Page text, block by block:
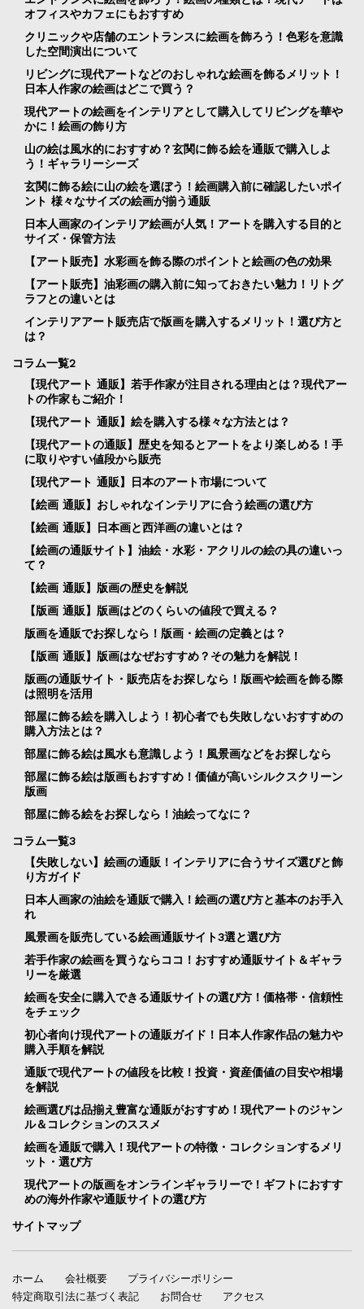
オフィスやカフェにもおすすめ
クリニックや店舗のエントランスに絵画を飾ろう！色彩を意識
した空間演出について
リビングに現代アートなどのおしゃれな絵画を飾るメリット！
日本人作家の絵画はどこで買う？
現代アートの絵画をインテリアとして購入してリビングを華や
かに！絵画の飾り方
山の絵は風水的におすすめ？玄関に飾る絵を通販で購入しよ
う！ギャラリーシーズ
玄関に飾る絵に山の絵を選ぼう！絵画購入前に確認したいポイ
ント 様々なサイズの絵画が揃う通販
日本人画家のインテリア絵画が人気！アートを購入する目的と
サイズ・保管方法
【アート販売】水彩画を飾る際のポイントと絵画の色の効果
【アート販売】油彩画の購入前に知っておきたい魅力！リトグ
ラフとの違いとは
インテリアアート販売店で版画を購入するメリット！選び方と
は？
コラム一覧2
【現代アート 通販】若手作家が注目される理由とは？現代アー
トの作家もご紹介！
【現代アート 通販】絵を購入する様々な方法とは？
【現代アートの通販】歴史を知るとアートをより楽しめる！手
に取りやすい値段から販売
【現代アート 通販】日本のアート市場について
【絵画 通販】おしゃれなインテリアに合う絵画の選び方
【絵画 通販】日本画と西洋画の違いとは？
【絵画の通販サイト】油絵・水彩・アクリルの絵の具の違いっ
て？
【絵画 通販】版画の歴史を解説
【版画 通販】版画はどのくらいの値段で買える？
版画を通販でお探しなら！版画・絵画の定義とは？
【版画 通販】版画はなぜおすすめ？その魅力を解説！
版画の通販サイト・販売店をお探しなら！版画や絵画を飾る際
は照明を活用
部屋に飾る絵を購入しよう！初心者でも失敗しないおすすめの
購入方法とは？
部屋に飾る絵は風水も意識しよう！風景画などをお探しなら
部屋に飾る絵は版画もおすすめ！価値が高いシルクスクリーン
版画
部屋に飾る絵をお探しなら！油絵ってなに？
コラム一覧3
【失敗しない】絵画の通販！インテリアに合うサイズ選びと飾
り方ガイド
日本人画家の油絵を通販で購入！絵画の選び方と基本のお手入
れ
風景画を販売している絵画通販サイト3選と選び方
若手作家の絵画を買うならココ！おすすめ通販サイト＆ギャラ
リーを厳選
絵画を安全に購入できる通販サイトの選び方！価格帯・信頼性
をチェック
初心者向け現代アートの通販ガイド！日本人作家作品の魅力や
購入手順を解説
通販で現代アートの値段を比較！投資・資産価値の目安や相場
を解説
絵画選びは品揃え豊富な通販がおすすめ！現代アートのジャン
ル＆コレクションのススメ
絵画を通販で購入！現代アートの特徴・コレクションするメリ
ット・選び方
現代アートの版画をオンラインギャラリーで！ギフトにおすす
めの海外作家や通販サイトの選び方
サイトマップ
ホーム 会社概要
プライバシーポリシー
特定商取引法に基づく表記
お問合せ アクセス